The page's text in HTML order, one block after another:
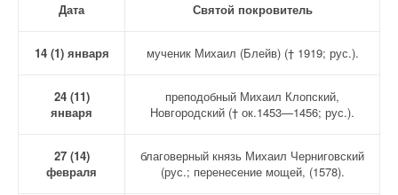
Дата Святой покровитель
14 (1) января мученик Михаил (Блейв) († 1919; рус.).
24 (11)
января
преподобный Михаил Клопский,
Новгородский († ок.1453—1456; рус.).
27 (14)
февраля
благоверный князь Михаил Черниговский
(рус.; перенесение мощей, (1578).